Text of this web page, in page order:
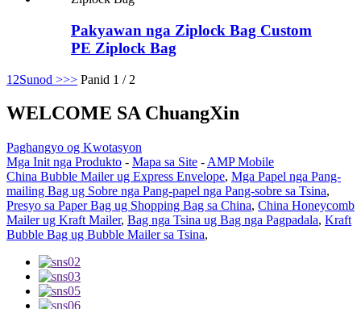
Pakyawan nga Ziplock Bag Custom
PE Ziplock Bag
1 2Sunod >>> Panid 1 / 2
WELCOME SA ChuangXin
Paghangyo og Kwotasyon
Mga Init nga Produkto - Mapa sa Site - AMP Mobile
China Bubble Mailer ug Express Envelope, Mga Papel nga Pang-
mailing Bag ug Sobre nga Pang-papel nga Pang-sobre sa Tsina,
Presyo sa Paper Bag ug Shopping Bag sa China, China Honeycomb
Mailer ug Kraft Mailer, Bag nga Tsina ug Bag nga Pagpadala, Kraft
Bubble Bag ug Bubble Mailer sa Tsina,